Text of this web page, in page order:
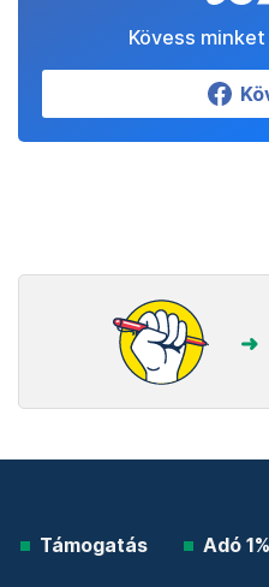
Kövess
Támogatás Adó